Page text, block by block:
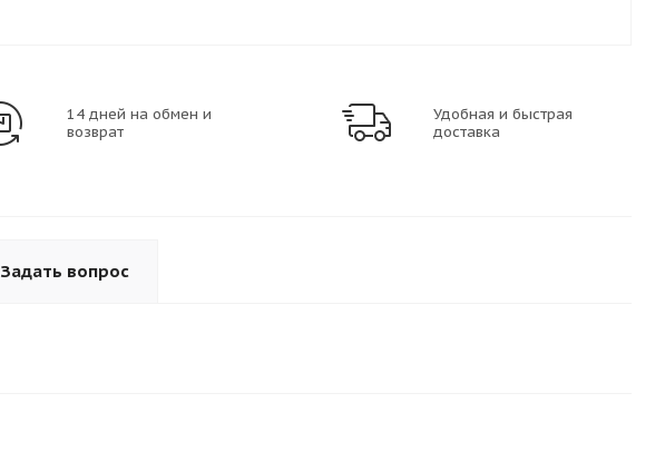
14 дней на обмен и
возврат
Удобная и быстрая
доставка
Задать вопрос